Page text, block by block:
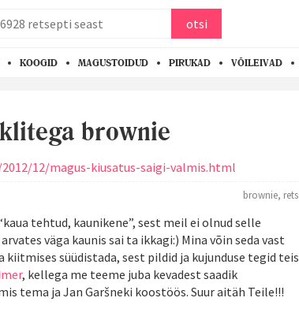
otsi
KOOGID MAGUSTOIDUD PIRUKAD VÕILEIVAD
brownie
12/magus-kiusatus-saigi-valmis.html
brownie,
tehtud, kaunikene”, sest meil ei olnud selle
väga kaunis sai ta ikkagi:) Mina võin seda vast
süüdistada, sest pildid ja kujunduse tegid
, kellega me teeme juba kevadest saadik
tema ja Jan Garšneki koostöös. Suur aitäh Teile!!!